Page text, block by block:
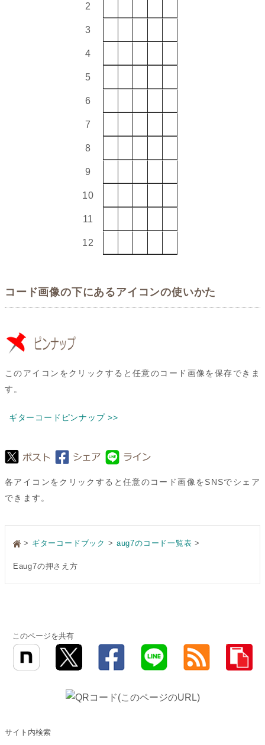
2
3
4
5
6
7
8
9
10
11
12
コード画像の下にあるアイコンの使いかた
このアイコンをクリックすると任意のコード画像を保存できま
す。
ギターコードピンナップ >>
各アイコンをクリックすると任意のコード画像をSNSでシェア
できます。
> ギターコードブック aug7のコード一覧表
Eaug7の押さえ方
このページを共有
サイト内検索